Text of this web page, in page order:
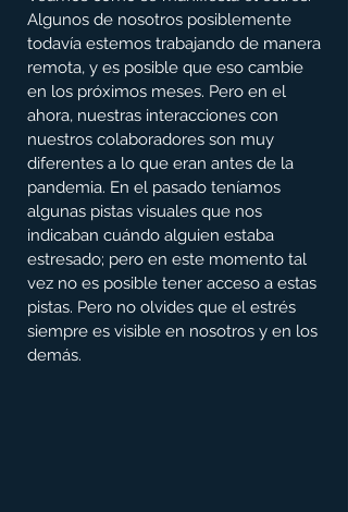
Algunos de nosotros posiblemente
todavía estemos trabajando de manera
remota, y es posible que eso cambie
en los próximos meses. Pero en el
ahora, nuestras interacciones con
nuestros colaboradores son muy
diferentes a lo que eran antes de la
pandemia. En el pasado teníamos
algunas pistas visuales que nos
indicaban cuándo alguien estaba
estresado; pero en este momento tal
vez no es posible tener acceso a estas
pistas. Pero no olvides que el estrés
siempre es visible en nosotros y en los
demás.